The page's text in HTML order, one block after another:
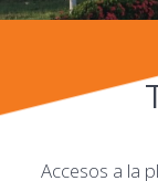
Accesos a la